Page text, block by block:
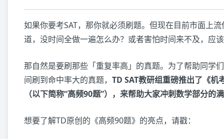
如果你要考SAT，那你就必须刷题。但现在目前市面上
道，没时间全做一遍怎么办？或者害怕时间来不及，应
那自然是要刷那些「重复率高」的真题。为了帮助同学
间刷到命中率大的真题， TD SAT教研组重磅推出了《机
（以下简称“高频90题”），来帮助大家冲刺数学部分的
想要了解TD原创的《高频90题》的亮点，请戳：